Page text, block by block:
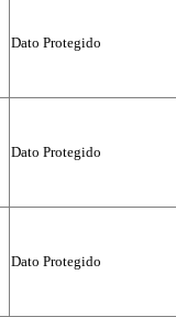
Dato Protegido
Dato Protegido
Dato Protegido